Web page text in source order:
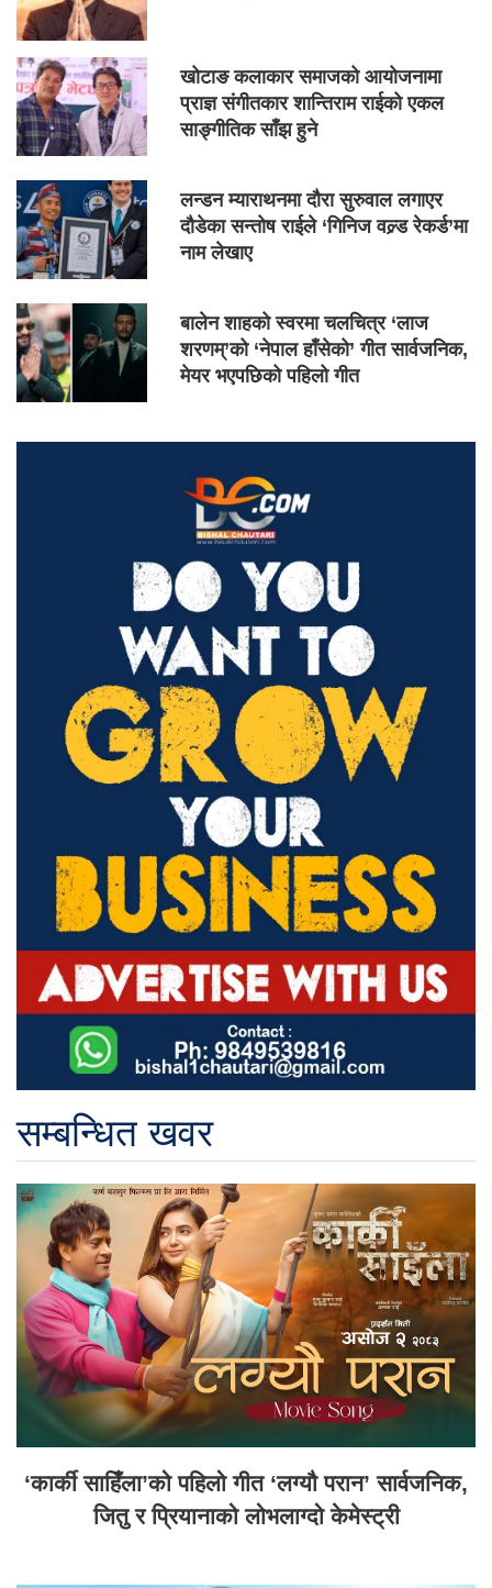
खोटाङ कलाकार समाजको आयोजनामा
प्राज्ञ संगीतकार शान्तिराम राईको एकल
साङ्गीतिक साँझ हुने
लन्डन म्याराथनमा दौरा सुरुवाल लगाएर
दौडेका सन्तोष राईले ‘गिनिज वल्र्ड रेकर्ड’मा
नाम लेखाए
बालेन शाहको स्वरमा चलचित्र ‘लाज
शरणम्’को ‘नेपाल हाँसेको’ गीत सार्वजनिक,
मेयर भएपछिको पहिलो गीत
सम्बन्धित खवर
‘कार्की साहिँला’को पहिलो गीत ‘लग्यौ परान’ सार्वजनिक,
जितु र प्रियानाको लोभलाग्दो केमेस्ट्री